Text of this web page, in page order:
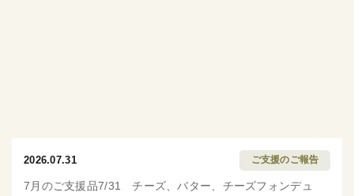
2026.07.31 ご支援のご報告
7月のご支援品7/31 チーズ、バター、チーズフォンデュ